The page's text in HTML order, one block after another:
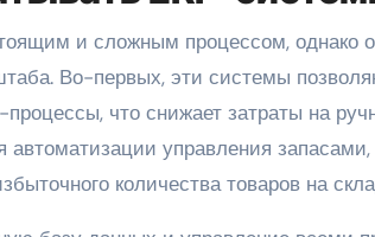
и сложным процессом, однако
Во-первых, эти системы
что снижает затраты на
управления
количества товаров на